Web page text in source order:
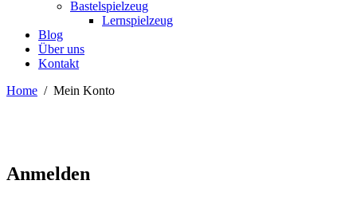
Bastelspielzeug
Lernspielzeug
Blog
Über uns
Kontakt
Home / Mein Konto
Anmelden